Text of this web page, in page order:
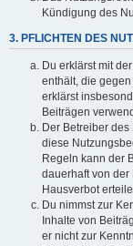
Kündigung des
3. PFLICHTEN DES
Du erklärst mit
enthält, die
erklärst
Beiträgen
Der Betreiber
diese
Regeln kann der
dauerhaft von
Hausverbot
Du nimmst zur
Inhalte von
er nicht zur